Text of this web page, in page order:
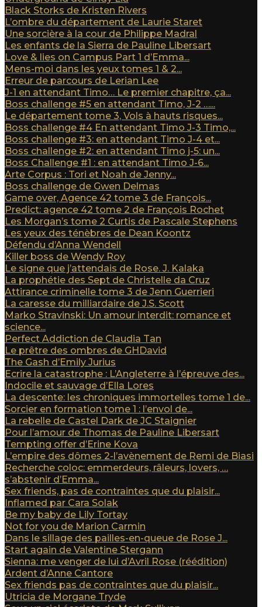
Black Storks de Kristen Rivers
L’ombre du département de Laurie Staret
Une sorcière à la cour de Philippe Madral
Les enfants de la Sierra de Pauline Libersart
Love & lies on Campus Part 1 d’Emma...
Mens-moi dans les yeux tomes 1 & 2...
Erreur de parcours de Lerian Lee
J-1 en attendant Timo… Le premier chapitre, ça...
Boss challenge #5 en attendant Timo, J-2 …...
Le département tome 3, Vols à hauts risques...
Boss challenge #4 En attendant Timo J-3 Timo,...
Boss challenge #3: en attendant Timo J-4 et...
Boss challenge #2: en attendant Timo j-5: un...
Boss Challenge #1 : en attendant Timo J-6...
Arte Corpus : Tori et Noah de Jenny...
Boss challenge de Gwen Delmas
Game over, Agence 42 tome 3 de François...
Predict: agence 42 tome 2 de François Rochet
Les Morgan’s tome 2 Curtis de Pascale Stephens
Les yeux des ténèbres de Dean Koontz
Défendu d’Anna Wendell
Killer boss de Wendy Roy
Le signe que j’attendais de Rose. J. Kalaka
La prophétie des Sept de Christelle da Cruz
Attirance criminelle tome 3 de Jenn Guerrieri
La caresse du milliardaire de J.S. Scott
Marko Stravinski: Un amour interdit: romance et
science...
Perfect Addiction de Claudia Tan
Le prêtre des ombres de GHDavid
The Gash d’Emily Jurius
Ecrire la catastrophe : L’Angleterre à l’épreuve des...
Indocile et sauvage d’Ella Lores
La descente: les chroniques immortelles tome 1 de...
Sorcier en formation tome 1 : l’envol de...
La rebelle de Castel Dark de JC Staignier
Pour l’amour de Thomas de Pauline Libersart
Tempting offer d’Erine Kova
L’empire des dômes 2-l’avènement de Remi de Biasi
Recherche coloc: emmerdeurs, râleurs, lovers, …
s’abstenir d’Emma...
Sex friends, pas de contraintes que du plaisir...
Inflamed par Cara Solak
Be my baby de Lily Tortay
Not for you de Marion Carmin
Dans le sillage des pailles-en-queue de Rose J...
Start again de Valentine Stergann
Sienna: me venger de lui d’Avril Rose (réédition)
Ardent d’Anne Cantore
Sex friends pas de contraintes que du plaisir...
Utricia de Morgane Tryde